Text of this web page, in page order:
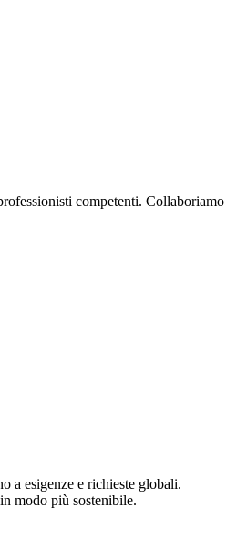
competenti. Collaboriamo
a esigenze e richieste globali.
modo più sostenibile.